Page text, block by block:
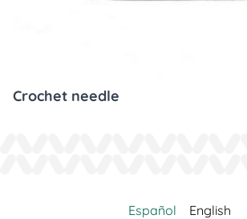
Crochet needle
Español English